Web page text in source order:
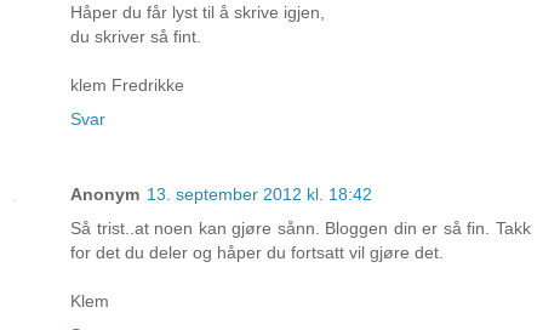
Håper du får lyst til å skrive igjen,
du skriver så fint.
klem Fredrikke
Svar
Anonym 13. september 2012 kl. 18:42
Så trist..at noen kan gjøre sånn. Bloggen din er så fin. Takk
for det du deler og håper du fortsatt vil gjøre det.
Klem